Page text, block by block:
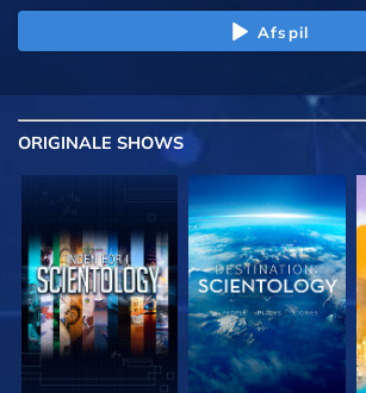
Afspil
ORIGINALE SHOWS